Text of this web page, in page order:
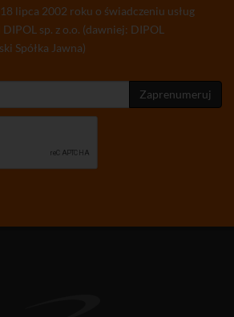
lipca 2002 roku o świadczeniu usług
sp. z o.o. (dawniej: DIPOL
Spółka Jawna)
Zaprenumeruj